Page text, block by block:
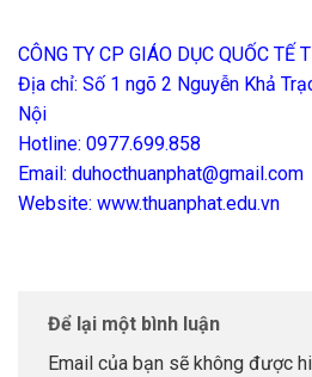
CÔNG TY CP GIÁO DỤC QUỐC TẾ
Địa chỉ: Số 1 ngõ 2 Nguyễn Khả
Nội
Hotline: 0977.699.858
Email: duhocthuanphat@gmail.com
Website: www.thuanphat.edu.vn
Để lại một bình luận
Email của bạn sẽ không được